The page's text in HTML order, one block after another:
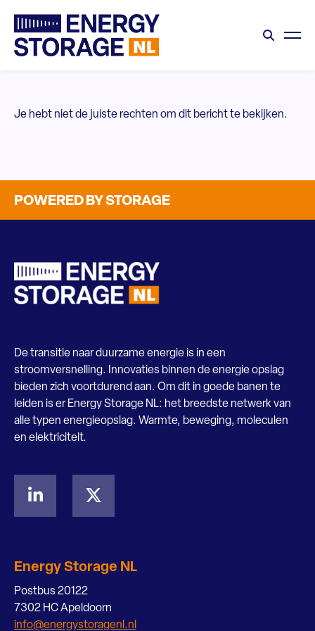
Je hebt niet de juiste rechten om dit bericht te bekijken.
POWERED BY STORAGE
De transitie naar duurzame energie is in een
stroomversnelling. Innovaties binnen de energie opslag
bieden zich voortdurend aan. Om dit in goede banen te
leiden is er Energy Storage NL: het breedste netwerk van
alle typen energieopslag. Warmte, beweging, moleculen
en elektriciteit.
Energy Storage NL
Postbus 20122
7302 HC Apeldoorn
info@energystoragenl.nl